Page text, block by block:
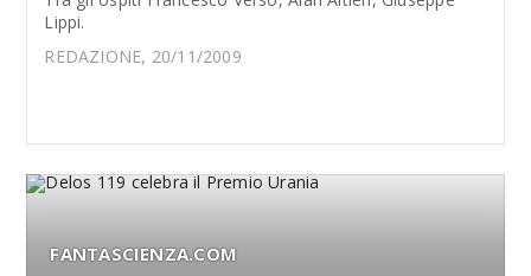
Lippi.
REDAZIONE, 20/11/2009
FANTASCIENZA.COM